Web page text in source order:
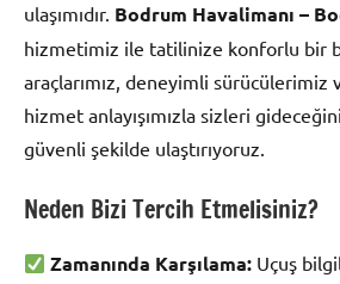
ulaşımıdır. Bodrum Havalimanı –
hizmetimiz ile tatilinize konforlu bir
araçlarımız, deneyimli sürücülerimiz
hizmet anlayışımızla sizleri
güvenli şekilde ulaştırıyoruz.
Neden Bizi Tercih Etmelisiniz?
Zamanında Karşılama: Uçuş